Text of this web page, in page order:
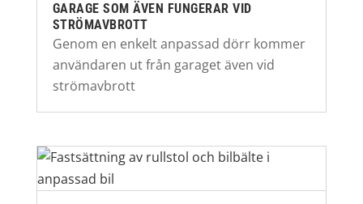
GARAGE SOM ÄVEN FUNGERAR VID
STRÖMAVBROTT
Genom en enkelt anpassad dörr kommer
användaren ut från garaget även vid
strömavbrott